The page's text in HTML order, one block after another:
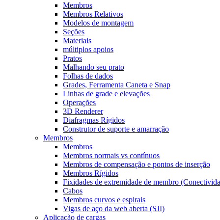
Membros
Membros Relativos
Modelos de montagem
Seções
Materiais
múltiplos apoios
Pratos
Malhando seu prato
Folhas de dados
Grades, Ferramenta Caneta e Snap
Linhas de grade e elevações
Operações
3D Renderer
Diafragmas Rígidos
Construtor de suporte e amarração
Membros
Membros
Membros normais vs contínuos
Membros de compensação e pontos de inserção
Membros Rígidos
Fixidades de extremidade de membro
Cabos
Membros curvos e espirais
Vigas de aço da web aberta (SJI)
Aplicação de cargas